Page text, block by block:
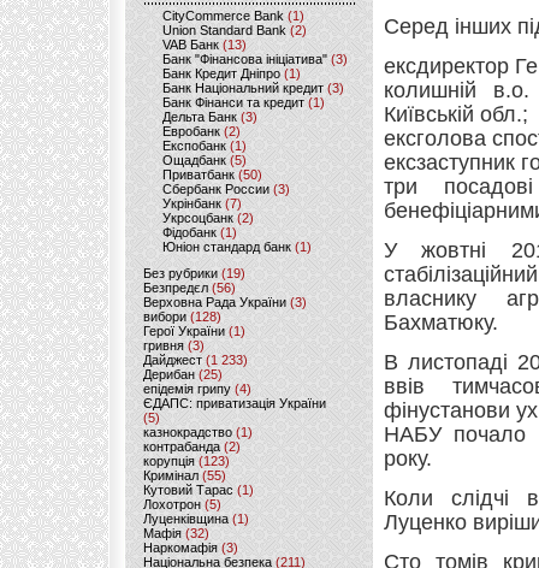
CityCommerce Bank (1)
Union Standard Bank (2)
VAB Банк (13)
Банк "Фінансова ініціатива" (3)
Банк Кредит Дніпро (1)
Банк Національний кредит (3)
Банк Фінанси та кредит (1)
Дельта Банк (3)
Евробанк(2)
Експобанк (1)
Ощадбанк(5)
Приватбанк (50)
Сбербанк России (3)
Укрінбанк(7)
Укрсоцбанк (2)
Фідобанк (1)
Юніон стандард банк(1)
Без рубрики (19)
Безпредєл(56)
Верховна Рада України (3)
вибори(128)
Герої України(1)
гривня (3)
Дайджест (1 233)
Дерибан (25)
епідемія грипу (4)
ЄДАПС: приватизація України
(5)
казнокрадство (1)
контрабанда (2)
корупція (123)
Кримінал (55)
Кутовий Тарас (1)
Лохотрон(5)
Луценківщина (1)
Мафія (32)
Наркомафія (3)
Національна безпека (211)
Серед інших
ексдиректор
колишній
Київській обл.;
ексголова
ексзаступник
три
У жовтні
власнику
Бахматюку.
В листопаді
ввів
фінустанови
НАБУ почало
року.
Коли слідчі
Луценко
Сто томів